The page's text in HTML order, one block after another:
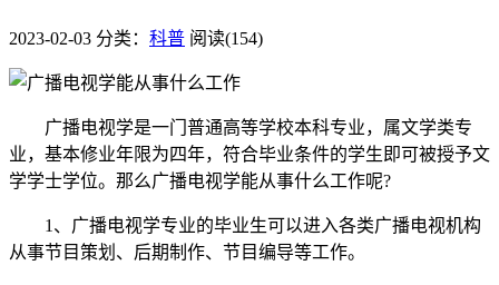
2023-02-03 分类： 科普 阅读(154)
广播电视学是一门普通高等学校本科专业，属文学类专
业，基本修业年限为四年，符合毕业条件的学生即可被授予文
学学士学位。那么广播电视学能从事什么工作呢?
1、广播电视学专业的毕业生可以进入各类广播电视机构
从事节目策划、后期制作、节目编导等工作。